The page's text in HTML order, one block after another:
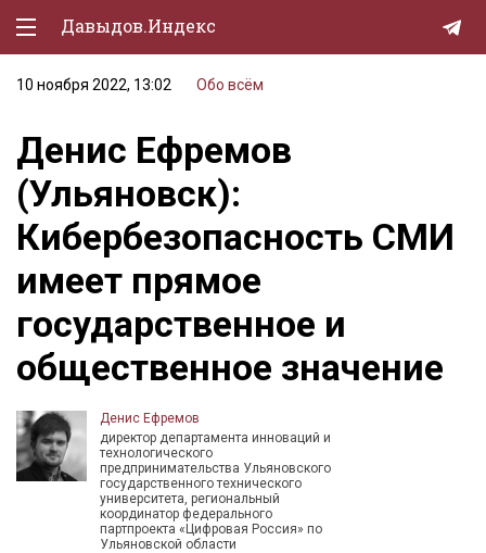
Давыдов.Индекс
Политическая жизнь
Экономика
Природа
Образование
Спорт
Культура
Lifestyle
Мурзилка
10 ноября 2022, 13:02 Обо всём
Денис Ефремов
(Ульяновск):
Кибербезопасность СМИ
имеет прямое
государственное и
общественное значение
Денис Ефремов
директор департамента инноваций и
технологического
предпринимательства Ульяновского
государственного технического
университета, региональный
координатор федерального
партпроекта «Цифровая Россия» по
Ульяновской области